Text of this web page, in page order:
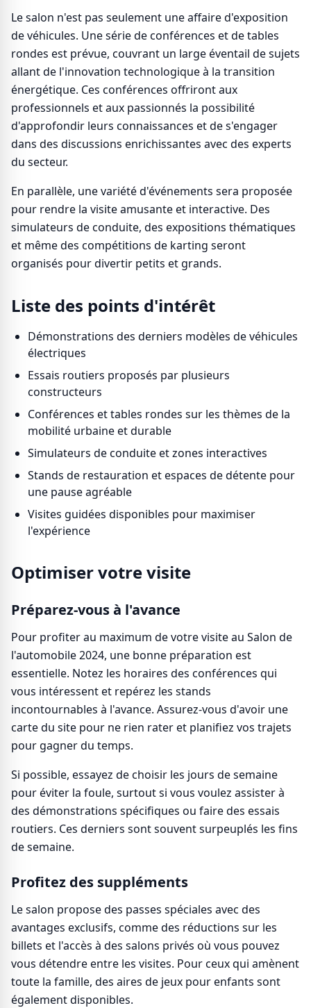
Le salon n'est pas seulement une affaire d'exposition
de véhicules. Une série de conférences et de tables
rondes est prévue, couvrant un large éventail de sujets
allant de l'innovation technologique à la transition
énergétique. Ces conférences offriront aux
professionnels et aux passionnés la possibilité
d'approfondir leurs connaissances et de s'engager
dans des discussions enrichissantes avec des experts
du secteur.
En parallèle, une variété d'événements sera proposée
pour rendre la visite amusante et interactive. Des
simulateurs de conduite, des expositions thématiques
et même des compétitions de karting seront
organisés pour divertir petits et grands.
Liste des points d'intérêt
Démonstrations des derniers modèles de véhicules
électriques
Essais routiers proposés par plusieurs
constructeurs
Conférences et tables rondes sur les thèmes de la
mobilité urbaine et durable
Simulateurs de conduite et zones interactives
Stands de restauration et espaces de détente pour
une pause agréable
Visites guidées disponibles pour maximiser
l'expérience
Optimiser votre visite
Préparez-vous à l'avance
Pour profiter au maximum de votre visite au Salon de
l'automobile 2024, une bonne préparation est
essentielle. Notez les horaires des conférences qui
vous intéressent et repérez les stands
incontournables à l'avance. Assurez-vous d'avoir une
carte du site pour ne rien rater et planifiez vos trajets
pour gagner du temps.
Si possible, essayez de choisir les jours de semaine
pour éviter la foule, surtout si vous voulez assister à
des démonstrations spécifiques ou faire des essais
routiers. Ces derniers sont souvent surpeuplés les fins
de semaine.
Profitez des suppléments
Le salon propose des passes spéciales avec des
avantages exclusifs, comme des réductions sur les
billets et l'accès à des salons privés où vous pouvez
vous détendre entre les visites. Pour ceux qui amènent
toute la famille, des aires de jeux pour enfants sont
également disponibles.